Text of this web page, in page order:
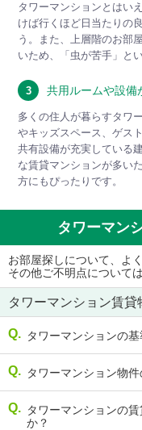
タワーマンションとはい
けば行くほど日当たりの
う。また、上層階のお部
いため、「虫が苦手」と
3 共用ルームや設備
多くの住人が暮らすタワ
やキッズスペース、ゲス
共有設備が充実している
な賃貸マンションが多い
方にもぴったりです。
タワーマン
お部屋探しについて、よ
その他ご不明点について
タワーマンション賃貸
タワーマンションの
タワーマンション物
タワーマンションの
か？